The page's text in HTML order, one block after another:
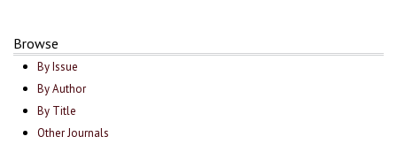
Browse
By Issue
By Author
By Title
Other Journals